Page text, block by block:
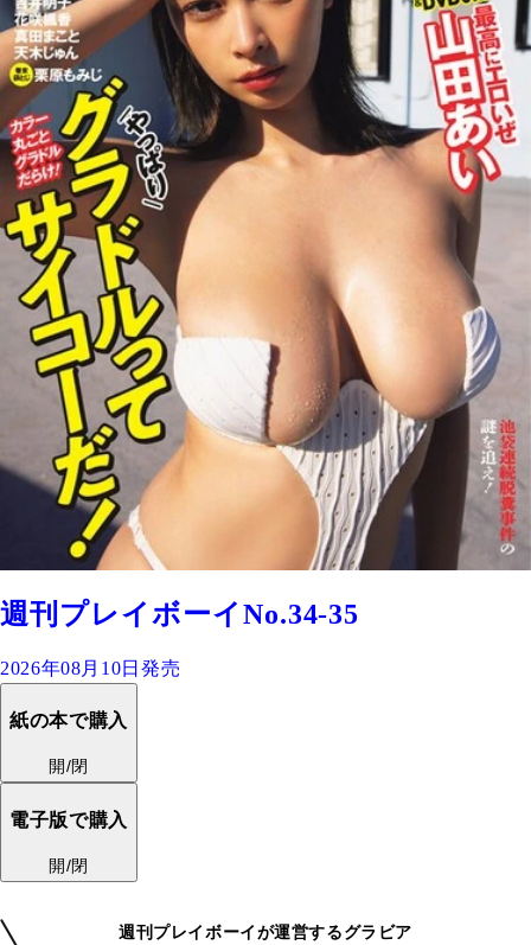
週刊プレイボーイNo.34-35
2026年08月10日発売
紙の本で購入
開/閉
電子版で購入
開/閉
週刊プレイボーイが運営するグラビア